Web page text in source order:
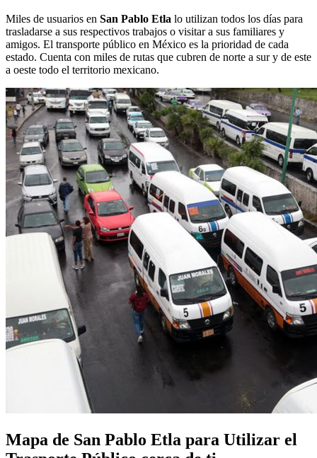
Miles de usuarios en San Pablo Etla lo utilizan todos los días para
trasladarse a sus respectivos trabajos o visitar a sus familiares y
amigos. El transporte público en México es la prioridad de cada
estado. Cuenta con miles de rutas que cubren de norte a sur y de este
a oeste todo el territorio mexicano.
Mapa de San Pablo Etla para Utilizar el